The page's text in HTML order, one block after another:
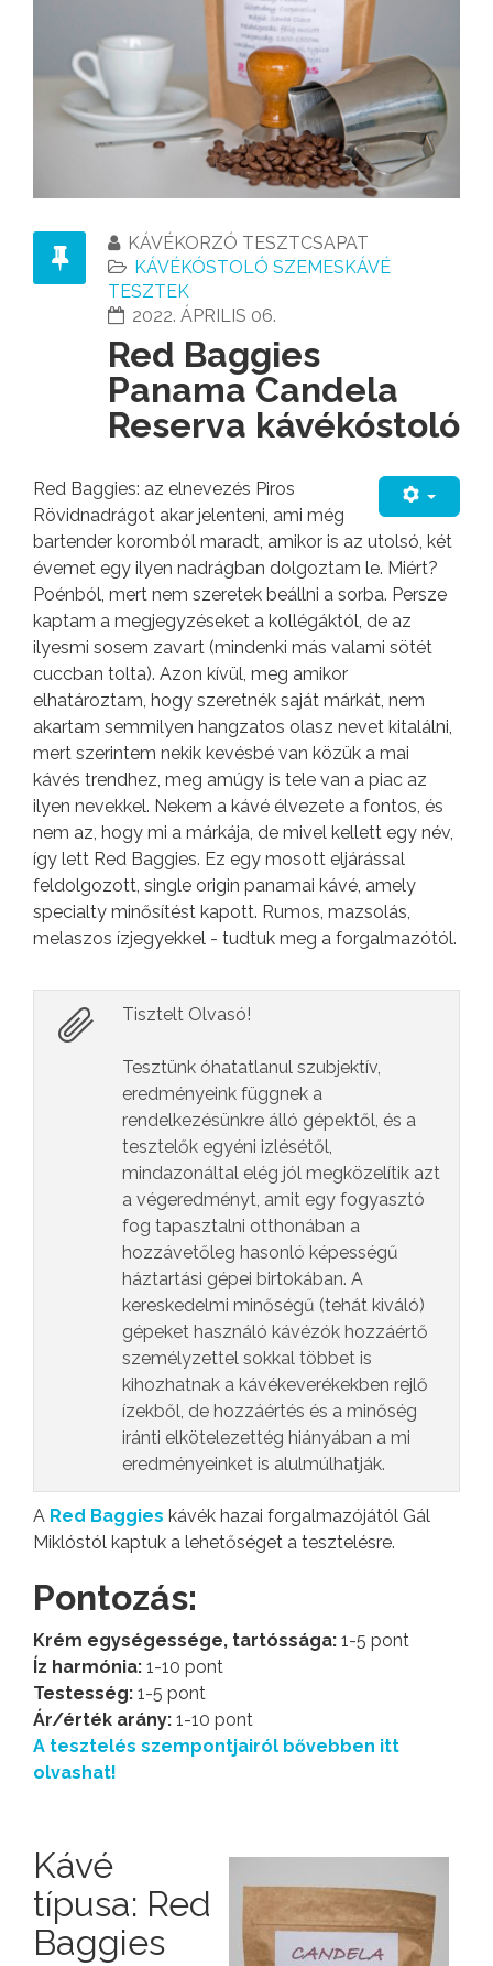
KÁVÉKORZÓ TESZTCSAPAT
KÁVÉKÓSTOLÓ SZEMESKÁVÉ
TESZTEK
2022. ÁPRILIS 06.
Red Baggies
Panama Candela
Reserva kávékóstoló
Red Baggies: az elnevezés Piros
Rövidnadrágot akar jelenteni, ami még
bartender koromból maradt, amikor is az utolsó, két
évemet egy ilyen nadrágban dolgoztam le. Miért?
Poénból, mert nem szeretek beállni a sorba. Persze
kaptam a megjegyzéseket a kollégáktól, de az
ilyesmi sosem zavart (mindenki más valami sötét
cuccban tolta). Azon kívül, meg amikor
elhatároztam, hogy szeretnék saját márkát, nem
akartam semmilyen hangzatos olasz nevet kitalálni,
mert szerintem nekik kevésbé van közük a mai
kávés trendhez, meg amúgy is tele van a piac az
ilyen nevekkel. Nekem a kávé élvezete a fontos, és
nem az, hogy mi a márkája, de mivel kellett egy név,
így lett Red Baggies. Ez egy mosott eljárással
feldolgozott, single origin panamai kávé, amely
specialty minősítést kapott. Rumos, mazsolás,
melaszos ízjegyekkel - tudtuk meg a forgalmazótól.
Tisztelt Olvasó!
Tesztünk óhatatlanul szubjektív,
eredményeink függnek a
rendelkezésünkre álló gépektől, és a
tesztelők egyéni izlésétől,
mindazonáltal elég jól megközelítik azt
a végeredményt, amit egy fogyasztó
fog tapasztalni otthonában a
hozzávetőleg hasonló képességű
háztartási gépei birtokában. A
kereskedelmi minőségű (tehát kiváló)
gépeket használó kávézók hozzáértő
személyzettel sokkal többet is
kihozhatnak a kávékeverékekben rejlő
ízekből, de hozzáértés és a minőség
iránti elkötelezettég hiányában a mi
eredményeinket is alulmúlhatják.
A Red Baggies kávék hazai forgalmazójától Gál
Miklóstól kaptuk a lehetőséget a tesztelésre.
Pontozás:
Krém egységessége, tartóssága: 1-5 pont
Íz harmónia: 1-10 pont
Testesség: 1-5 pont
Ár/érték arány: 1-10 pont
A tesztelés szempontjairól bővebben itt
olvashat!
Kávé
típusa: Red
Baggies